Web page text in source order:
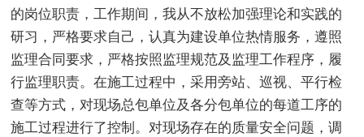
的岗位职责，工作期间，我从不放松加强理论和实践的
研习，严格要求自己，认真为建设单位热情服务，遵照
监理合同要求，严格按照监理规范及监理工作程序，履
行监理职责。在施工过程中，采用旁站、巡视、平行检
查等方式，对现场总包单位及各分包单位的每道工序的
施工过程进行了控制。对现场存在的质量安全问题，调